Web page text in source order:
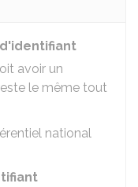
avoir un
le même tout
national